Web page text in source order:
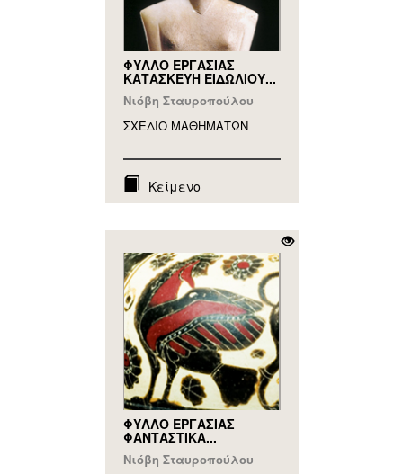
ΦΥΛΛΟ ΕΡΓΑΣΙΑΣ
ΚΑΤΑΣΚΕΥΗ ΕΙΔΩΛΙΟΥ...
Νιόβη Σταυροπούλου
ΣΧΕΔΙΟ ΜΑΘΗΜAΤΩΝ
Κείμενο
ΦΥΛΛΟ ΕΡΓΑΣΙΑΣ
ΦΑΝΤΑΣΤΙΚΑ...
Νιόβη Σταυροπούλου